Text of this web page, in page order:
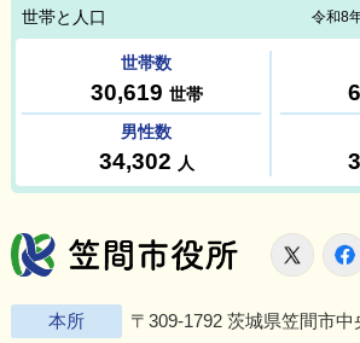
笠間市役
X
本所 〒309-1792 茨城県笠間市